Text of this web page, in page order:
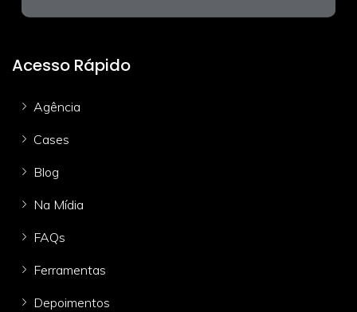
Acesso Rápido
Agência
Cases
Blog
Na Mídia
FAQs
Ferramentas
Depoimentos